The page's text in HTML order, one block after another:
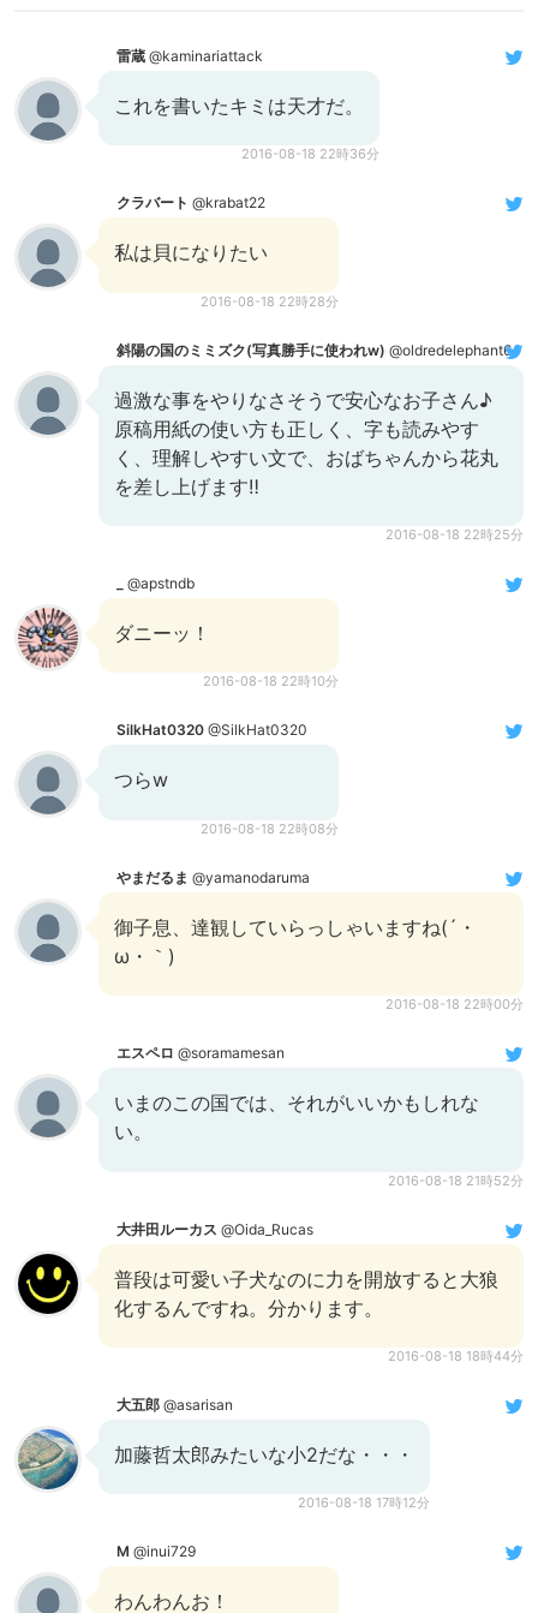
雷蔵 @kaminariattack
これを書いたキミは天才だ。
2016-08-18 22時36分
クラバート @krabat22
私は貝になりたい
2016-08-18 22時28分
斜陽の国のミミズク(写真勝手に使われw) @oldredelephant6
過激な事をやりなさそうで安心なお子さん♪
原稿用紙の使い方も正しく、字も読みやす
く、理解しやすい文で、おばちゃんから花丸
を差し上げます‼︎
2016-08-18 22時25分
@apstndb
ダニーッ！
2016-08-18 22時10分
SilkHat0320 @SilkHat0320
つらw
2016-08-18 22時08分
やまだるま @yamanodaruma
御子息、達観していらっしゃいますね(´・
ω・｀)
2016-08-18 22時00分
エスペロ @soramamesan
いまのこの国では、それがいいかもしれな
い。
2016-08-18 21時52分
大井田ルーカス @Oida_Rucas
普段は可愛い子犬なのに力を開放すると大狼
化するんですね。分かります。
2016-08-18 18時44分
大五郎 @asarisan
加藤哲太郎みたいな小2だな・・・
2016-08-18 17時12分
M @inui729
わんわんお！